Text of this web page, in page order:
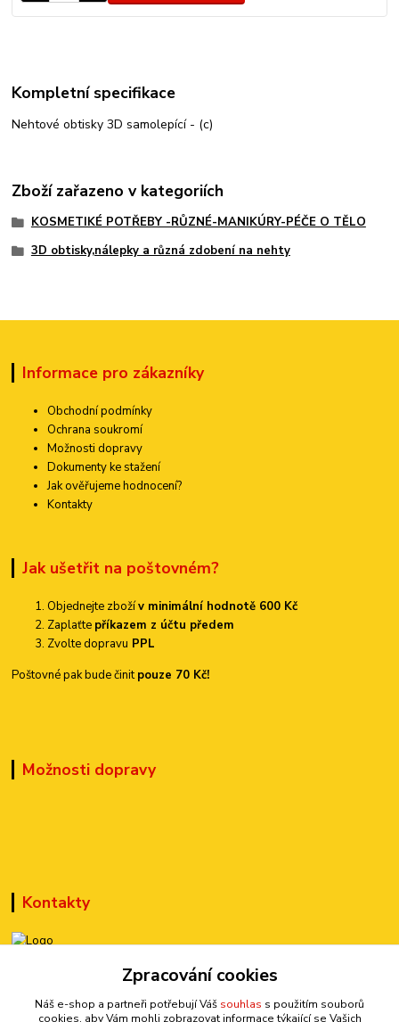
Kompletní specifikace
Nehtové obtisky 3D samolepící - (c)
Zboží zařazeno v kategoriích
KOSMETIKÉ POTŘEBY -RŮZNÉ-MANIKÚRY-PÉČE O TĚLO
3D obtisky,nálepky a různá zdobení na nehty
Informace pro zákazníky
Obchodní podmínky
Ochrana soukromí
Možnosti dopravy
Dokumenty ke stažení
Jak ověřujeme hodnocení?
Kontakty
Jak ušetřit na poštovném?
Objednejte zbožív minimální hodnotě 600 Kč
Zaplaťte příkazem z účtu předem
Zvolte dopravu PPL
Poštovné pak bude činitpouze 70 Kč!
Možnosti dopravy
Kontakty
+420 777 899 301Zpracování cookies
Náš e-shop a partneři potřebují Váš souhlas s použitím souborů
cookies, aby Vám mohli zobrazovat informace týkající se Vašich